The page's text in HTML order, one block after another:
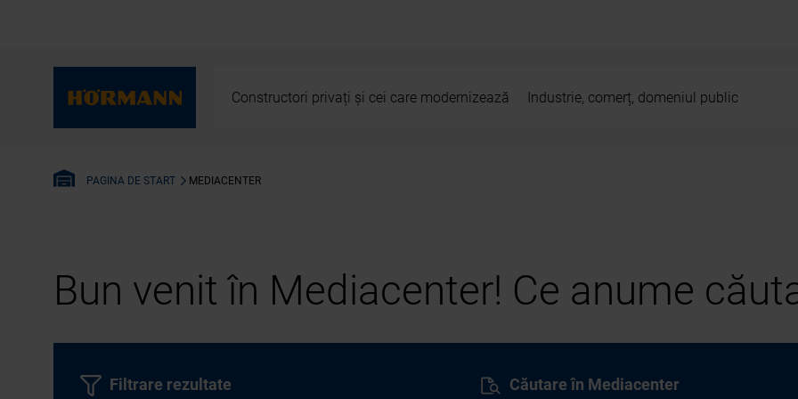
Constructori privați și cei care modernizează Industrie, comerț, domeniul public
PAGINA DE START MEDIACENTER
Bun venit în Mediacenter! Ce anume
Căutare în Mediacenter
Filtrare rezultate